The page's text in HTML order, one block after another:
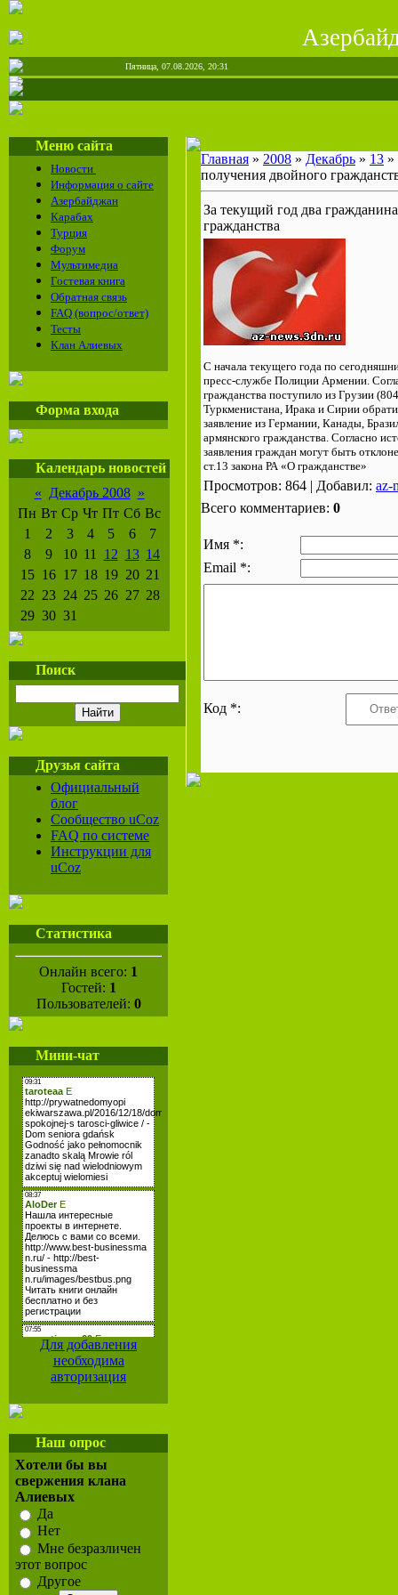
Пятница, 07.08.2026, 20:31
Меню сайта
Новости
Информация о сайте
Азербайджан
Карабах
Турция
Форум
Мультимедиа
Гостевая книга
Обратная связь
FAQ (вопрос/ответ)
Тесты
Клан Алиевых
Форма входа
Календарь новостей
« Декабрь 2008 »
Пн Вт Ср Чт Пт Сб Вс
1
2 3 4 5 6
7
8
9 10 11 12 13 14
15 16 17 18 19 20 21
22 23 24 25 26 27 28
29 30 31
Поиск
Друзья сайта
Официальный
блог
Сообщество uCoz
FAQ по системе
Инструкции для
uCoz
Статистика
Онлайн всего: 1
Гостей: 1
Пользователей: 0
Мини-чат
Для добавления
необходима
авторизация
Наш опрос
Хотели бы вы
свержения клана
Алиевых
Да
Нет
Мне безразличен
этот вопрос
Другое
Главная » 2008 » Декабрь » 13 »
получения двойного
За текущий год два
гражданства
С начала текущего года по
пресс-службе Полиции Армении.
гражданства поступило из Грузии
Туркменистана, Ирака и Сирии
заявление из Германии, Канады,
армянского гражданства. Согласно
заявления граждан могут быть
ст.13 закона РА «О гражданстве»
Просмотров: 864 | Добавил: az-
Всего комментариев: 0
Имя *:
Email *:
Код *: